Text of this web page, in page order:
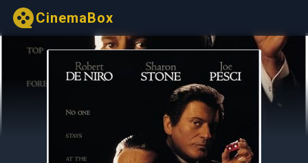
CinemaBox